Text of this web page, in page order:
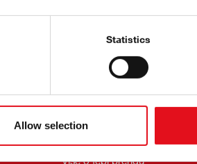
Statistics
Allow selectionO marki febi
Više o febi brendu